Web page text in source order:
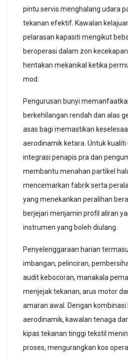
pintu servis menghalang udara
tekanan efektif. Kawalan
pelarasan kapasiti mengikut
beroperasi dalam zon
hentakan mekanikal ketika
mod.
Pengurusan bunyi
berkehilangan rendah dan alas
asas bagi memastikan
aerodinamik ketara. Untuk kualiti
integrasi penapis pra dan
membantu menahan partikel
mencemarkan fabrik serta
yang menekankan peralihan
berjejari menjamin profil aliran
instrumen yang boleh diulang.
Penyelenggaraan harian
imbangan, pelinciran,
audit kebocoran, manakala
menjejak tekanan, arus motor
amaran awal. Dengan
aerodinamik, kawalan tenaga
kipas tekanan tinggi tekstil
proses, mengurangkan kos